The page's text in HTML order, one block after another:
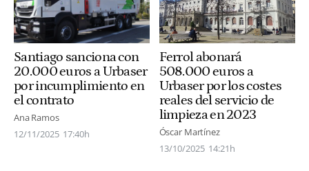
Santiago sanciona con
20.000 euros a Urbaser
por incumplimiento en
el contrato
Ana Ramos
12/11/2025 17:40h
Ferrol abonará
508.000 euros a
Urbaser por los costes
reales del servicio de
limpieza en 2023
Óscar Martínez
13/10/2025 14:21h